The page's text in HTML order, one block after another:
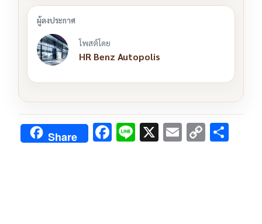
โพสต์โดย
HR Benz Autopolis
Share F Li X E C